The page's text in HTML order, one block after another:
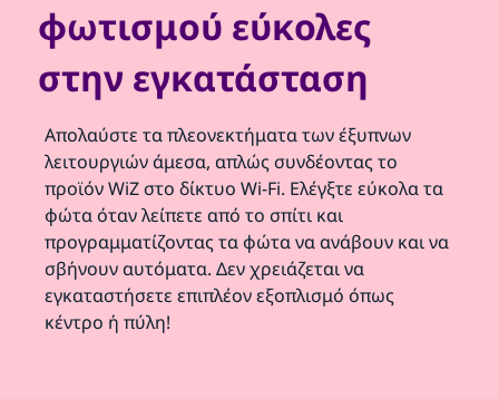
φωτισμού εύκολες
στην εγκατάσταση
Απολαύστε τα πλεονεκτήματα των έξυπνων
λειτουργιών άμεσα, απλώς συνδέοντας το
προϊόν WiZ στο δίκτυο Wi-Fi. Ελέγξτε εύκολα τα
φώτα όταν λείπετε από το σπίτι και
προγραμματίζοντας τα φώτα να ανάβουν και να
σβήνουν αυτόματα. Δεν χρειάζεται να
εγκαταστήσετε επιπλέον εξοπλισμό όπως
κέντρο ή πύλη!